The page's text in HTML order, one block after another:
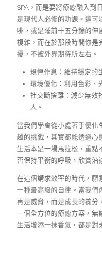
SPA，而是要將療癒融入到
是現代人必修的功課。這可
啡，或是睡前十五分鐘的伸
複雜，而在於那段時間你是
擾，不被外界期待所左右。
規律作息：維持穩定的
環境優化：利用色彩、
社交斷捨離：減少無效
人。
當我們學會從小處著手優化
越的挑戰，其實都能透過心
生活本是一場馬拉松，重點
否保持平衡的呼吸，欣賞沿
在這個講求效率的時代，願
一種最高級的自律。當我們
再是威脅，而是成長的養分
一個全方位的療癒方案，無
生活增添一抹香氣，都是對